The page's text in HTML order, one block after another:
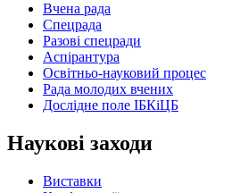
Вчена рада
Спецрада
Разові спецради
Аспірантура
Освітньо-науковий процес
Рада молодих вчених
Дослідне поле ІБКіЦБ
Наукові заходи
Виставки